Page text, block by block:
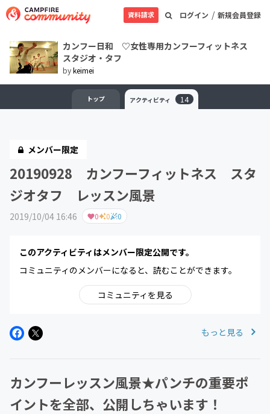
ログイン / 新規会員登録
資料請求
カンフー日和 ♡女性専用カンフーフィットネス
スタジオ・タフ
bykeimei
トップ アクティビティ 14
メンバー限定
20190928 カンフーフィットネス スタ
ジオタフ レッスン風景
2019/10/04 16:46 0 0 0
このアクティビティはメンバー限定公開です。
コミュニティのメンバーになると、読むことができます。
コミュニティを見る
もっと見る
カンフーレッスン風景★パンチの重要ポ
イントを全部、公開しちゃいます！